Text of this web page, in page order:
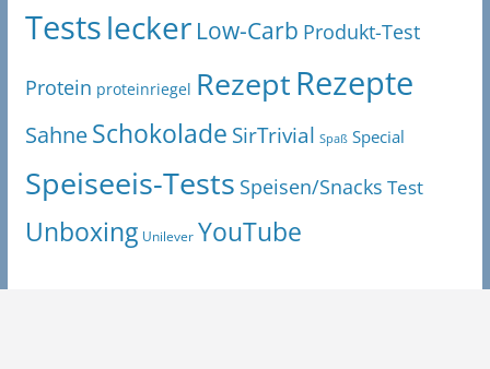
Testslecker Low-Carb Produkt-Test
Protein proteinriegel RezeptRezepte
SahneSchokolade SirTrivial Spaß Special
Speiseeis-Tests Speisen/Snacks Test
Unboxing Unilever YouTube